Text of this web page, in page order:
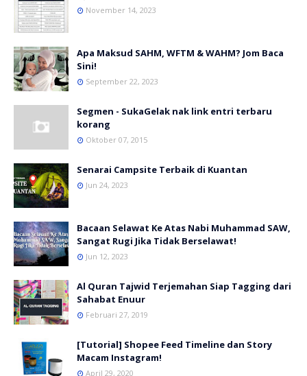
November 14, 2023
Apa Maksud SAHM, WFTM & WAHM? Jom Baca
Sini!
September 22, 2023
Segmen - SukaGelak nak link entri terbaru
korang
Oktober 07, 2015
Senarai Campsite Terbaik di Kuantan
Jun 24, 2023
Bacaan Selawat Ke Atas Nabi Muhammad SAW,
Sangat Rugi Jika Tidak Berselawat!
Jun 12, 2023
Al Quran Tajwid Terjemahan Siap Tagging dari
Sahabat Enuur
Februari 27, 2019
[Tutorial] Shopee Feed Timeline dan Story
Macam Instagram!
April 29, 2020